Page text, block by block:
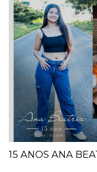
15 ANOS ANA